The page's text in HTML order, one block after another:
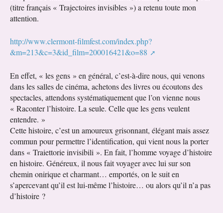
(titre français « Trajectoires invisibles ») a retenu toute mon
attention.
http://www.clermont-filmfest.com/index.php?
&m=213&c=3&id_film=200016421&o=88
En effet, « les gens » en général, c’est-à-dire nous, qui venons
dans les salles de cinéma, achetons des livres ou écoutons des
spectacles, attendons systématiquement que l’on vienne nous
« Raconter l’histoire. La seule. Celle que les gens veulent
entendre. »
Cette histoire, c’est un amoureux grisonnant, élégant mais assez
commun pour permettre l’identification, qui vient nous la porter
dans « Traiettorie invisibili ». En fait, l’homme voyage d’histoire
en histoire. Généreux, il nous fait voyager avec lui sur son
chemin onirique et charmant… emportés, on le suit en
s’apercevant qu’il est lui-même l’histoire… ou alors qu’il n’a pas
d’histoire ?